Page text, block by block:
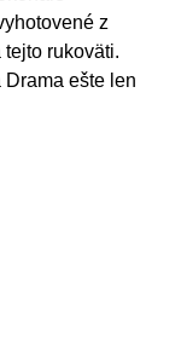
z
rukoväti.
ešte len